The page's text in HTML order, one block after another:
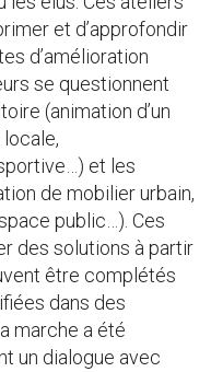
et d’approfondir
d’amélioration
se questionnent
(animation d’un
et les
de mobilier urbain,
public…). Ces
des solutions à partir
être complétés
dans des
marche a été
un dialogue avec